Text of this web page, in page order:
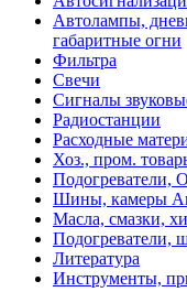
Автолампы,
габаритные огни
Фильтра
Свечи
Сигналы
Радиостанции
Расходные
Хоз., пром.
Подогреватели,
Шины, камеры
Масла, смазки,
Подогреватели,
Литература
Инструменты,